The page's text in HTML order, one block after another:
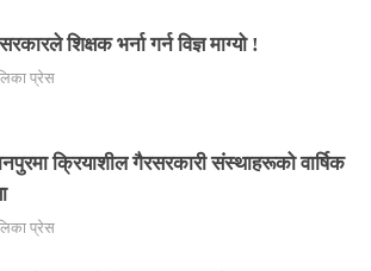
शिक्षक भर्ना गर्न विज्ञ माग्यो !
प्रेस
क्रियाशील गैरसरकारी संस्थाहरूको वार्षिक
प्रेस